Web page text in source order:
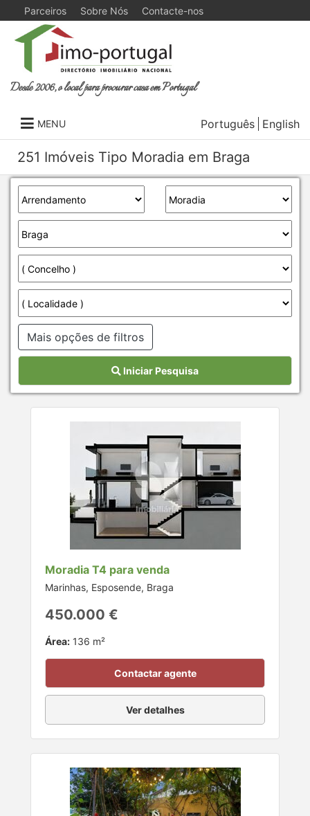
Parceiros Sobre Nós Contacte-nos
Desde 2006, o local para procurar casa em Portugal
MENU Português English
251 Imóveis Tipo Moradia em Braga
Mais opções de filtros
Iniciar Pesquisa
Moradia T4 para venda
Marinhas, Esposende, Braga
450.000 €
Área: 136 m²
Contactar agente
Ver detalhes